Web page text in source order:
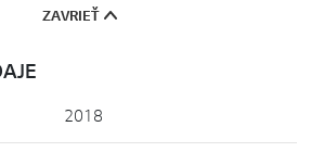
ZAVRIEŤ
2018